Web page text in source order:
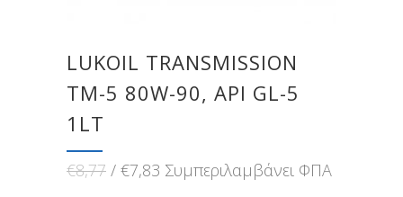
LUKOIL TRANSMISSION
ТМ-5 80W-90, API GL-5
1LT
€8,77Original
price
€7,83 Η
τρέχουσα
Συμπεριλαμβάνει ΦΠΑ